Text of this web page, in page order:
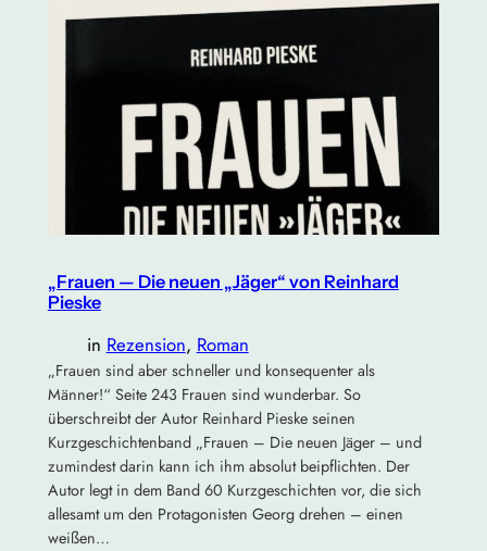
„Frauen — Die neuen „Jäger“ von Reinhard
Pieske
in Rezension, Roman
„Frauen sind aber schneller und konsequenter als
Männer!“ Seite 243 Frauen sind wunderbar. So
überschreibt der Autor Reinhard Pieske seinen
Kurzgeschichtenband „Frauen – Die neuen Jäger – und
zumindest darin kann ich ihm absolut beipflichten. Der
Autor legt in dem Band 60 Kurzgeschichten vor, die sich
allesamt um den Protagonisten Georg drehen – einen
weißen…